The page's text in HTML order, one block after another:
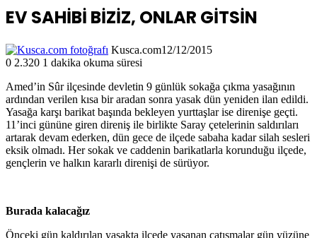
EV SAHİBİ BİZİZ, ONLAR GİTSİN
Kusca.com12/12/2015
0 2.320 1 dakika okuma süresi
Amed’in Sûr ilçesinde devletin 9 günlük sokağa çıkma yasağının
ardından verilen kısa bir aradan sonra yasak dün yeniden ilan edildi.
Yasağa karşı barikat başında bekleyen yurttaşlar ise direnişe geçti.
11’inci gününe giren direniş ile birlikte Saray çetelerinin saldırıları
artarak devam ederken, dün gece de ilçede sabaha kadar silah sesleri
eksik olmadı. Her sokak ve caddenin barikatlarla korunduğu ilçede,
gençlerin ve halkın kararlı direnişi de sürüyor.
Burada kalacağız
Önceki gün kaldırılan yasakta ilçede yaşanan çatışmalar gün yüzüne